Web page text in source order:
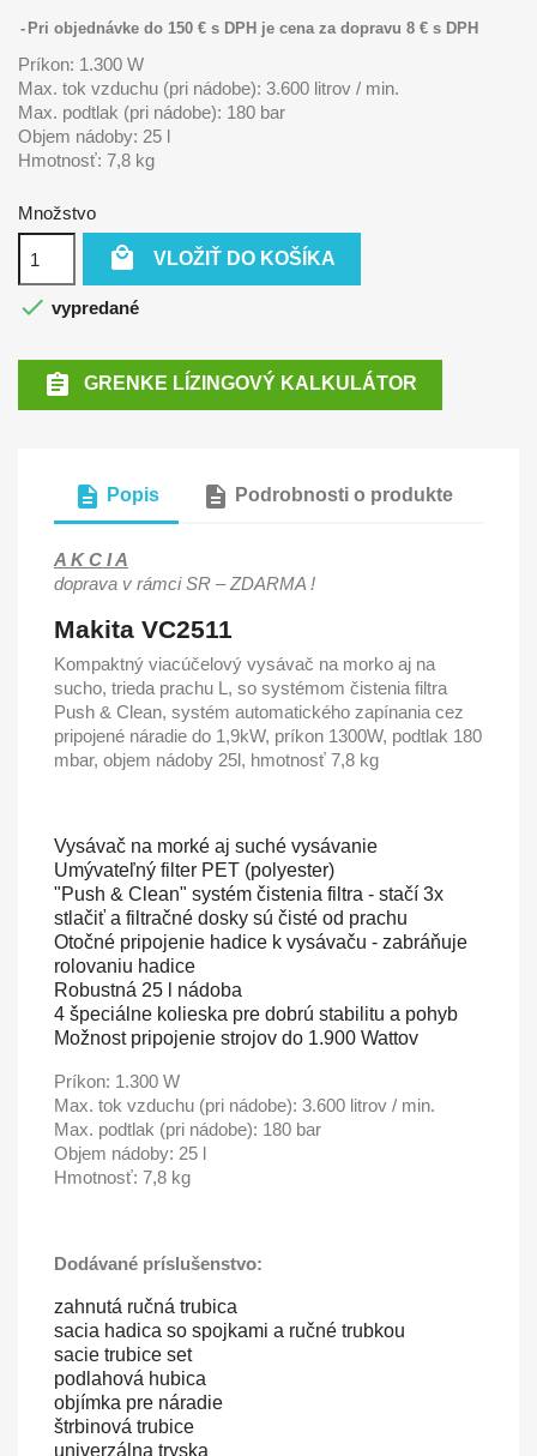
Pri objednávke do 150 € s DPH je cena za dopravu 8 € s DPH
Príkon: 1.300 W
Max. tok vzduchu (pri nádobe): 3.600 litrov / min.
Max. podtlak (pri nádobe): 180 bar
Objem nádoby: 25 l
Hmotnosť: 7,8 kg
Množstvo
 VLOŽIŤ DO KOŠÍKA
 vypredané
 GRENKE LÍZINGOVÝ KALKULÁTOR
description Popis description Podrobnosti o produkte
A K C I A
doprava v rámci SR – ZDARMA !
Makita VC2511
Kompaktný viacúčelový vysávač na morko aj na
sucho, trieda prachu L, so systémom čistenia filtra
Push & Clean, systém automatického zapínania cez
pripojené náradie do 1,9kW, príkon 1300W, podtlak 180
mbar, objem nádoby 25l, hmotnosť 7,8 kg
Vysávač na morké aj suché vysávanie
Umývateľný filter PET (polyester)
"Push & Clean" systém čistenia filtra - stačí 3x
stlačiť a filtračné dosky sú čisté od prachu
Otočné pripojenie hadice k vysávaču - zabráňuje
rolovaniu hadice
Robustná 25 l nádoba
4 špeciálne kolieska pre dobrú stabilitu a pohyb
Možnost pripojenie strojov do 1.900 Wattov
Príkon: 1.300 W
Max. tok vzduchu (pri nádobe): 3.600 litrov / min.
Max. podtlak (pri nádobe): 180 bar
Objem nádoby: 25 l
Hmotnosť: 7,8 kg
Dodávané príslušenstvo:
zahnutá ručná trubica
sacia hadica so spojkami a ručné trubkou
sacie trubice set
podlahová hubica
objímka pre náradie
štrbinová trubice
univerzálna tryska